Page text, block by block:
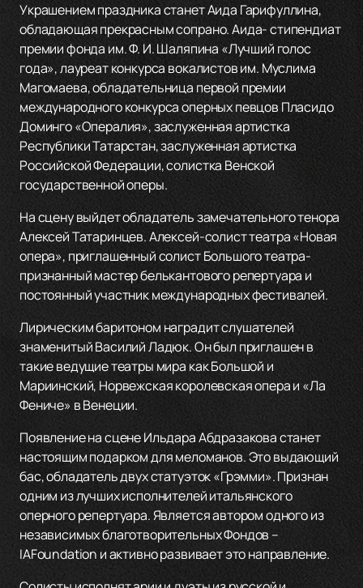
Украшением праздника станет Аида Гарифуллина,
обладающая прекрасным сопрано. Аида- стипендиат
премии фонда им. Ф. И. Шаляпина «Лучший голос
года», лауреат конкурса вокалистов им. Муслима
Магомаева, обладательница первой премии
международного конкурса оперных певцов Пласидо
Доминго «Oпералия», заслуженная артистка
Республики Татарстан, заслуженная артистка
Российской Федерации, солистка Венской
государственной оперы.
На сцену выйдет обладатель замечательного тенора
Алексей Татаринцев. Алексей-солист театра «Новая
опера», приглашенный солист Большого театра-
признанный мастер белькантового репертуара и
постоянный участник международных фестивалей.
Лирическим баритоном наградит слушателей
знаменитый Василий Ладюк. Он был приглашен в
такие ведущие театры мира как Большой и
Мариинский, Норвежская королевская опера и «Ла
Фениче» в Венеции.
Появление на сцене Ильдара Абдразакова станет
настоящим подарком для меломанов. Это выдающий
бас, обладатель двух статуэток «Грэмми». Признан
одним из лучших исполнителей итальянского
оперного репертуара. Является автором одного из
независимых благотворительных Фондов –
IAFoundation и активно развивает это направление.